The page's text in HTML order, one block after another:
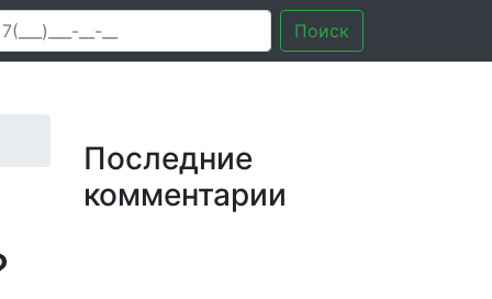
Поиск
Последние
комментарии